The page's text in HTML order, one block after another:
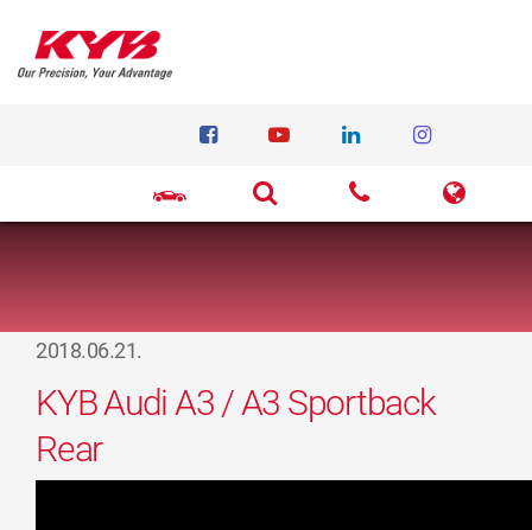
2018.06.21.
KYB Audi A3 / A3 Sportback
Rear